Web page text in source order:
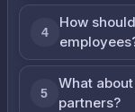
4
How
5
What
partners?